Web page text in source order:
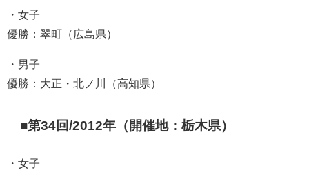
・女子
優勝：翠町（広島県）
・男子
優勝：大正・北ノ川（高知県）
■第34回/2012年（開催地：栃木県）
・女子